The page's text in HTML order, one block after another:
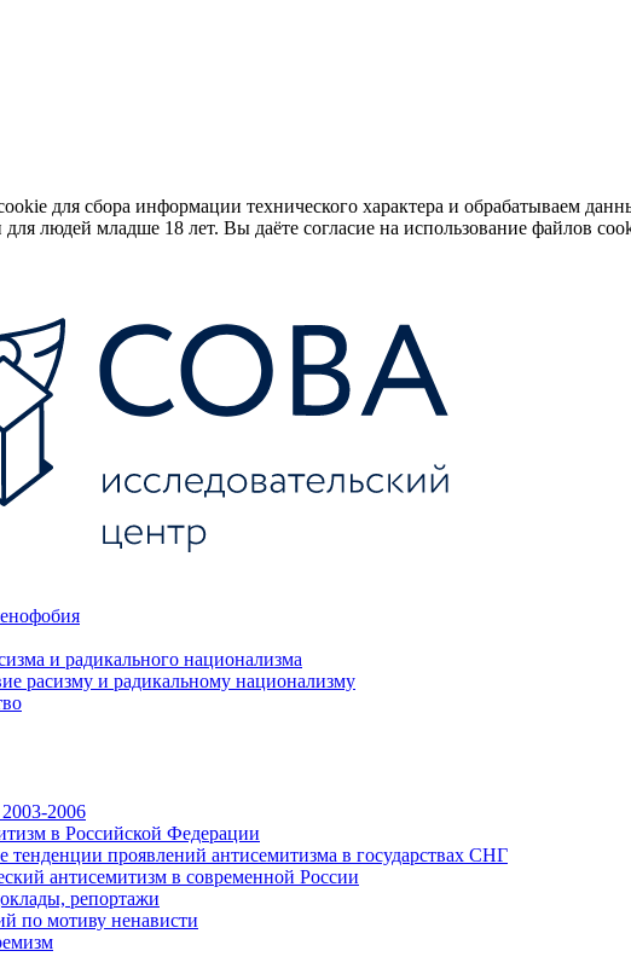
для сбора информации технического характера и обрабатываем
людей младше 18 лет. Вы даёте согласие на использование файлов
и радикального национализма
расизму и радикальному национализму
2006
в Российской Федерации
тенденции проявлений антисемитизма в государствах СНГ
антисемитизм в современной России
репортажи
по мотиву ненависти